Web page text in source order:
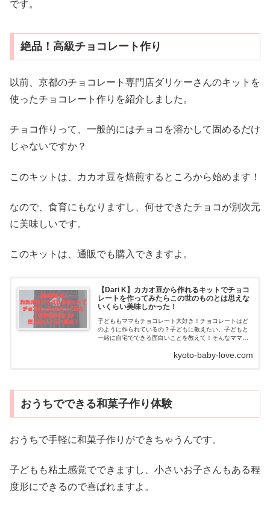
です。
絶品！高級チョコレート作り
以前、京都のチョコレート専門店ダリケーさんのキットを
使ったチョコレート作りを紹介しました。
チョコ作りって、一般的にはチョコを溶かして固めるだけ
じゃないですか？
このキットは、カカオ豆を焙煎するところから始めます！
なので、食育にもなりますし、何せできたチョコが別次元
に美味しいです。
このキットは、通販でも購入できますよ。
【Dari K】カカオ豆から作れるキットでチョコ
レートを作ってみたらこの世のものとは思えな
いくらい美味しかった！
子どももママもチョコレート大好き！チョコレートはど
のように作られているの？子どもに教えたい。子どもと
一緒に自宅でできる面白いことを教えて！そんなママの
kyoto-baby-love.com
おうちでできる和菓子作り体験
おうちで手軽に和菓子作りができちゃうんです。
子どもも粘土感覚でできますし、小さいお子さんもある程
度形にできるので喜ばれますよ。